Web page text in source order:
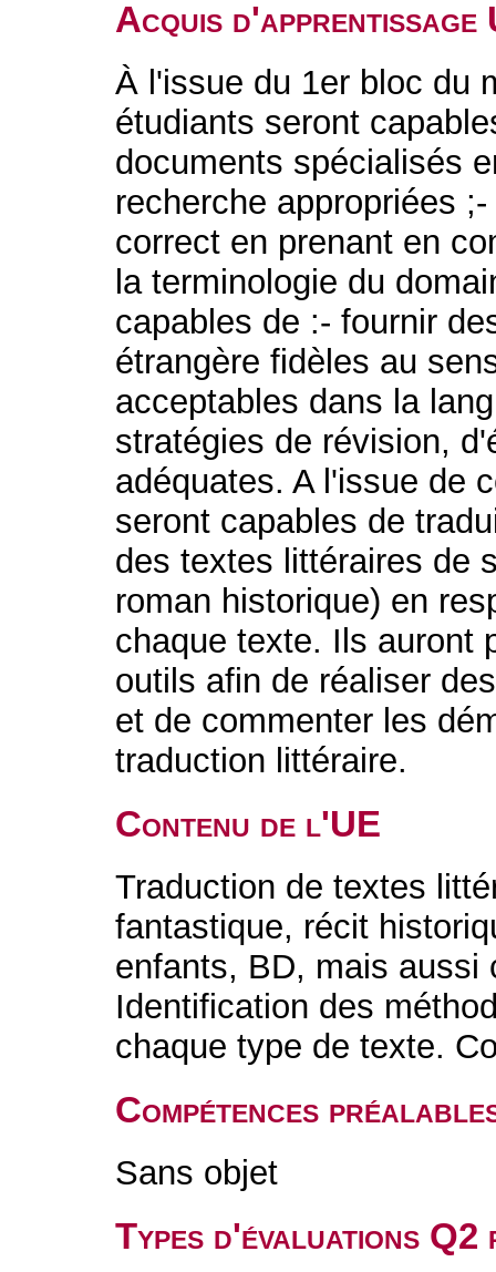
Acquis d'apprentissage
À l'issue du 1er bloc du
étudiants seront
documents spécialisés
recherche appropriées
correct en prenant en
la terminologie du
capables de :- fournir
étrangère fidèles au
acceptables dans la
stratégies de révision,
adéquates. A l'issue de
seront capables de
des textes littéraires de
roman historique) en
chaque texte. Ils auront
outils afin de réaliser
et de commenter les
traduction littéraire.
Contenu de l'UE
Traduction de textes
fantastique, récit
enfants, BD, mais
Identification des
chaque type de texte.
Compétences
Sans objet
Types d'évaluations